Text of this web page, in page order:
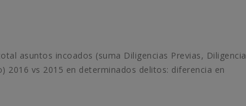
asuntos incoados (suma Diligencias Previas,
2016 vs 2015 en determinados delitos: diferencia en